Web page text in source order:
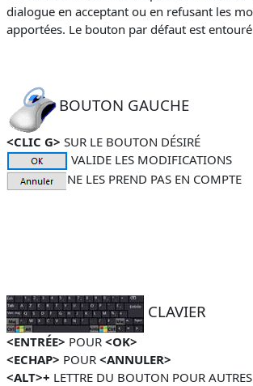
dialogue en acceptant ou en refusant les
apportées. Le bouton par défaut est
BOUTON GAUCHE
<CLIC G> SUR LE BOUTON DÉSIRÉ
VALIDE LES MODIFICATIONS
NE LES PREND PAS EN COMPTE
CLAVIER
<ENTRÉE> POUR <OK>
<ECHAP> POUR <ANNULER>
<ALT>+ LETTRE DU BOUTON POUR